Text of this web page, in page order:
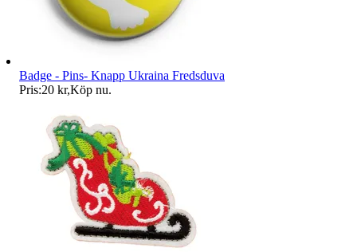
Badge - Pins- Knapp Ukraina Fredsduva
Pris:20 kr,Köp nu.